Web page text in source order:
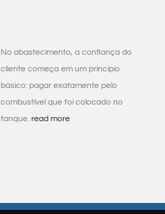
No abastecimento, a confiança do
cliente começa em um princípio
básico: pagar exatamente pelo
combustível que foi colocado no
tanque. read more